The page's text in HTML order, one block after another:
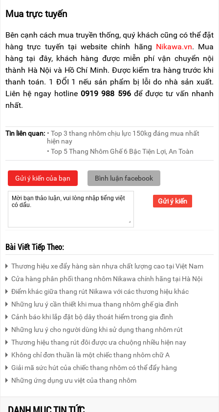
Mua trực tuyến
Bên cạnh cách mua truyền thống, quý khách cũng có thể đặt
hàng trực tuyến tại website chính hãng Nikawa.vn. Mua
hàng tại đây, khách hàng được miễn phí vận chuyển nội
thành Hà Nội và Hồ Chí Minh. Được kiểm tra hàng trước khi
thanh toán. 1 ĐỔI 1 nếu sản phẩm bị lỗi do nhà sản xuất.
Liên hệ ngay hotline0919 988 596để được tư vấn nhanh
nhất.
Tin liên quan: • Top 3 thang nhôm chịu lực 150kg đáng mua nhất
hiện nay
• Top 5 Thang Nhôm Ghế 6 Bậc Tiện Lợi, An Toàn
Gửi ý kiến của bạn Bình luận facebook
Gửi ý kiến
Bài Viết Tiếp Theo:
Thương hiệu xe đẩy hàng sàn nhựa chất lượng cao tại Việt Nam
Cửa hàng phân phối thang nhôm Nikawa chính hãng tại Hà Nội
Điểm khác giữa thang rút Nikawa với các thương hiệu khác
Những lưu ý cần thiết khi mua thang nhôm ghế gia đình
Cảnh báo khi lắp đặt bộ dây thoát hiểm trong gia đình
Những lưu ý cho người dùng khi sử dụng thang nhôm rút
Thương hiệu thang rút đôi được ưa chuộng nhiều hiện nay
Không chỉ đơn thuần là một chiếc thang nhôm chữ A
Giải mã sức hút của chiếc thang nhôm có thể đẩy hàng
Những ứng dụng ưu việt của thang nhôm